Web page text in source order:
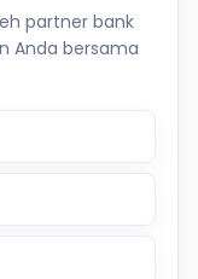
partner bank
Anda bersama